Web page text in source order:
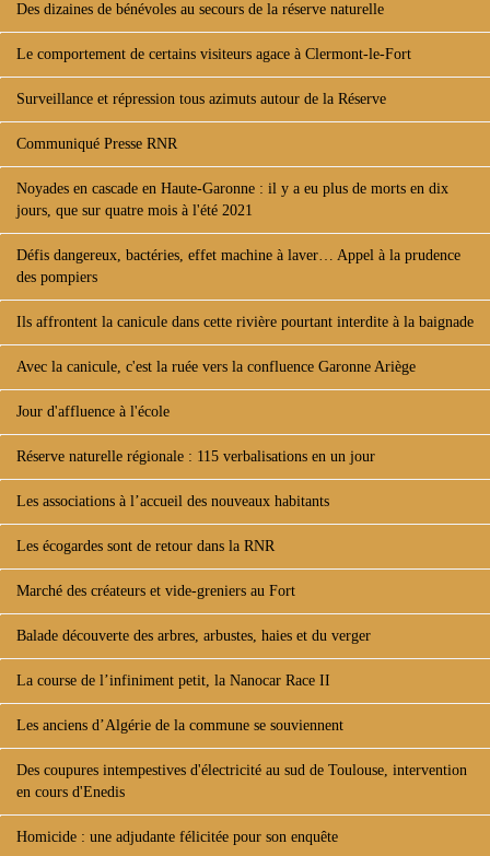
Des dizaines de bénévoles au secours de la réserve naturelle
Le comportement de certains visiteurs agace à Clermont-le-Fort
Surveillance et répression tous azimuts autour de la Réserve
Communiqué Presse RNR
Noyades en cascade en Haute-Garonne : il y a eu plus de morts en dix
jours, que sur quatre mois à l'été 2021
Défis dangereux, bactéries, effet machine à laver… Appel à la prudence
des pompiers
Ils affrontent la canicule dans cette rivière pourtant interdite à la baignade
Avec la canicule, c'est la ruée vers la confluence Garonne Ariège
Jour d'affluence à l'école
Réserve naturelle régionale : 115 verbalisations en un jour
Les associations à l’accueil des nouveaux habitants
Les écogardes sont de retour dans la RNR
Marché des créateurs et vide-greniers au Fort
Balade découverte des arbres, arbustes, haies et du verger
La course de l’infiniment petit, la Nanocar Race II
Les anciens d’Algérie de la commune se souviennent
Des coupures intempestives d'électricité au sud de Toulouse, intervention
en cours d'Enedis
Homicide : une adjudante félicitée pour son enquête